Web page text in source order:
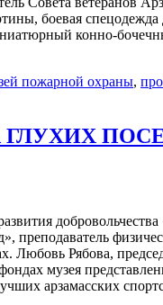
боевая
конно-
пожарной охраны,
преподаватель
Любовь Рябова,
музея
арзамасских